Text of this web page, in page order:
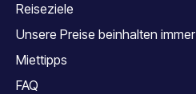
Reiseziele
Unsere Preise beinhalten immer
Miettipps
FAQ